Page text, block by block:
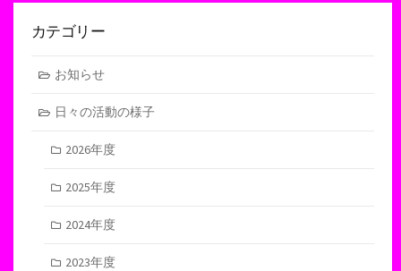
カテゴリー
お知らせ
日々の活動の様子
2026年度
2025年度
2024年度
2023年度